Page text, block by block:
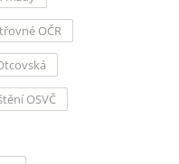
OČR
OSVČ